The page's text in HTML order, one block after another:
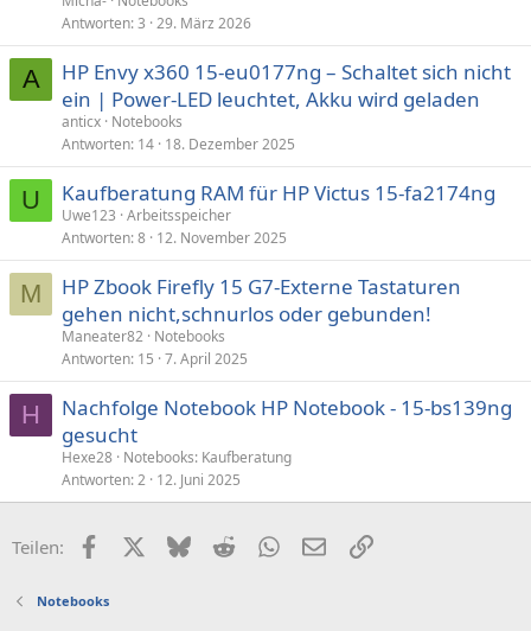
Antworten 3 29. März 2026
A
HP Envy x360 15-eu0177ng – Schaltet sich nicht
ein | Power-LED leuchtet, Akku wird geladen
anticx Notebooks
Antworten 14 18. Dezember 2025
U Kaufberatung RAM für HP Victus 15-fa2174ng
Uwe123 Arbeitsspeicher
Antworten 8 12. November 2025
M
HP Zbook Firefly 15 G7-Externe Tastaturen
gehen nicht,schnurlos oder gebunden!
Maneater82 Notebooks
Antworten 15 7. April 2025
H
Nachfolge Notebook HP Notebook - 15-bs139ng
gesucht
Hexe28 Notebooks: Kaufberatung
Antworten 2 12. Juni 2025
Teilen: FacebookX (Twitter)
BlueskyRedditWhatsApp
E-MailLink
Notebooks